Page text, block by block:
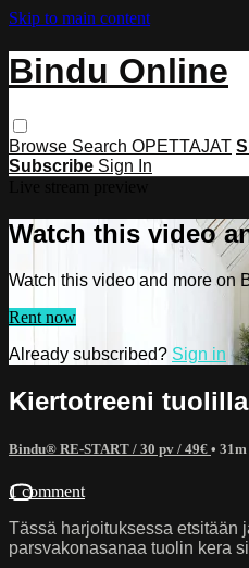
Skip to main content
Bindu Online
Browse Search OPETTAJAT
Subscribe Sign In
Watch this video
Watch this video and more on
Rent now
Already subscribed? Sign in
Kiertotreeni
Bindu® RE-START / 30 pv / 49€ • 31m
1 comment
Tässä harjoituksessa etsitään
parsvakonasanaa tuolin kera